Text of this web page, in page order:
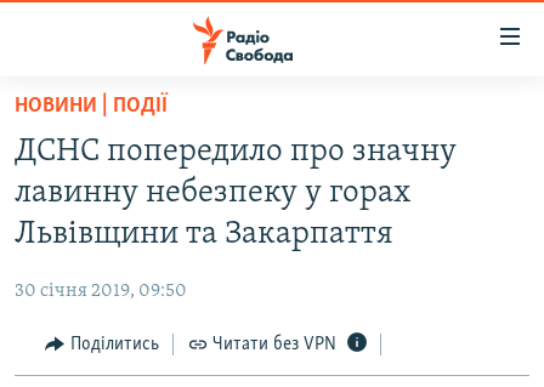
Перейти
основного
матеріалу
Перейти
до
основної
Перейти
до
ВСЕ ЗА ДОБУ
СТАТТІ
СУСПІЛЬСТВО
РОСІЙСЬКА «ФІЛЬТРАЦІЯ»
ДОНБАС.РЕАЛІЇ
НОВИНИ | ПОДІЇ
ДСНС попередило про значну
лавинну небезпеку у горах
Львівщини та Закарпаття
30 січня 2019, 09:50
Поділитись Читати без VPN